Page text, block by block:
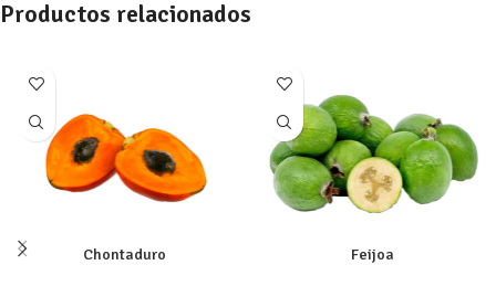
Productos relacionados
Chontaduro Feijoa